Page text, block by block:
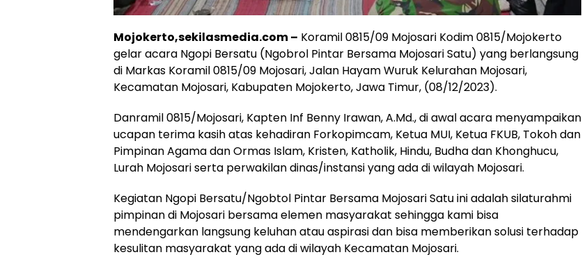
Mojokerto,sekilasmedia.com – Koramil 0815/09 Mojosari Kodim 0815/Mojokerto
gelar acara Ngopi Bersatu (Ngobrol Pintar Bersama Mojosari Satu) yang berlangsung
di Markas Koramil 0815/09 Mojosari, Jalan Hayam Wuruk Kelurahan Mojosari,
Kecamatan Mojosari, Kabupaten Mojokerto, Jawa Timur, (08/12/2023).
Danramil 0815/Mojosari, Kapten Inf Benny Irawan, A.Md., di awal acara menyampaikan
ucapan terima kasih atas kehadiran Forkopimcam, Ketua MUI, Ketua FKUB, Tokoh dan
Pimpinan Agama dan Ormas Islam, Kristen, Katholik, Hindu, Budha dan Khonghucu,
Lurah Mojosari serta perwakilan dinas/instansi yang ada di wilayah Mojosari.
Kegiatan Ngopi Bersatu/Ngobtol Pintar Bersama Mojosari Satu ini adalah silaturahmi
pimpinan di Mojosari bersama elemen masyarakat sehingga kami bisa
mendengarkan langsung keluhan atau aspirasi dan bisa memberikan solusi terhadap
kesulitan masyarakat yang ada di wilayah Kecamatan Mojosari.